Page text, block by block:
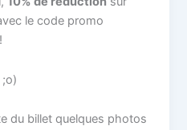
le code promo
du billet quelques photos